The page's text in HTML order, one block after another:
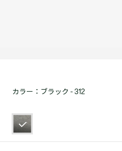
カラー： ブラック - 312